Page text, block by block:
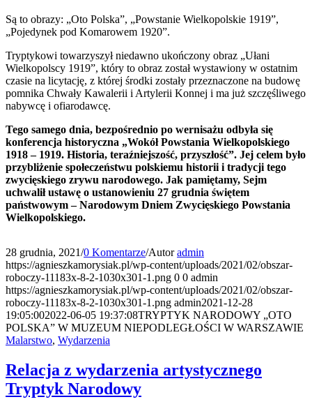
Są to obrazy: „Oto Polska”, „Powstanie Wielkopolskie 1919”,
„Pojedynek pod Komarowem 1920”.
Tryptykowi towarzyszył niedawno ukończony obraz „Ułani
Wielkopolscy 1919”, który to obraz został wystawiony w ostatnim
czasie na licytację, z której środki zostały przeznaczone na budowę
pomnika Chwały Kawalerii i Artylerii Konnej i ma już szczęśliwego
nabywcę i ofiarodawcę.
Tego samego dnia, bezpośrednio po wernisażu odbyła się
konferencja historyczna „Wokół Powstania Wielkopolskiego
1918 – 1919. Historia, teraźniejszość, przyszłość”. Jej celem było
przybliżenie społeczeństwu polskiemu historii i tradycji tego
zwycięskiego zrywu narodowego. Jak pamiętamy, Sejm
uchwalił ustawę o ustanowieniu 27 grudnia świętem
państwowym – Narodowym Dniem Zwycięskiego Powstania
Wielkopolskiego.
28 grudnia, 2021/0 Komentarze/Autoradmin
https://agnieszkamorysiak.pl/wp-content/uploads/2021/02/obszar-
roboczy-11183x-8-2-1030x301-1.png 0 0 admin
https://agnieszkamorysiak.pl/wp-content/uploads/2021/02/obszar-
roboczy-11183x-8-2-1030x301-1.png admin2021-12-28
19:05:002022-06-05 19:37:08TRYPTYK NARODOWY „OTO
POLSKA” W MUZEUM NIEPODLEGŁOŚCI W WARSZAWIE
Malarstwo, Wydarzenia
Relacja z wydarzenia artystycznego
Tryptyk Narodowy